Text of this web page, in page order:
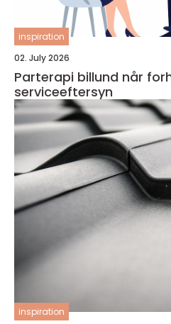
inspiration
02. July 2026
Parterapi billund når forholdet har brug for et
serviceeftersyn
inspiration